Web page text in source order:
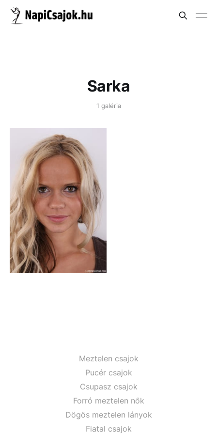
Sarka
1 galéria
Meztelen csajok
Pucér csajok
Csupasz csajok
Forró meztelen nők
Dögös meztelen lányok
Fiatal csajok